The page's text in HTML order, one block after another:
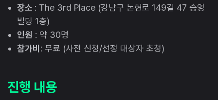
장소 : The 3rd Place (강남구 논현로 149길 47 승영
빌딩 1층)
인원 : 약 30명
참가비 : 무료 (사전 신청/선정 대상자 초청)
진행 내용